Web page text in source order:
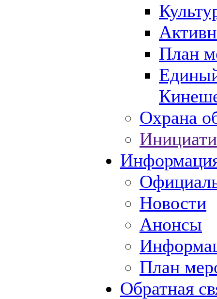
План
Охрана
Новости
Анонсы
План
Обратная